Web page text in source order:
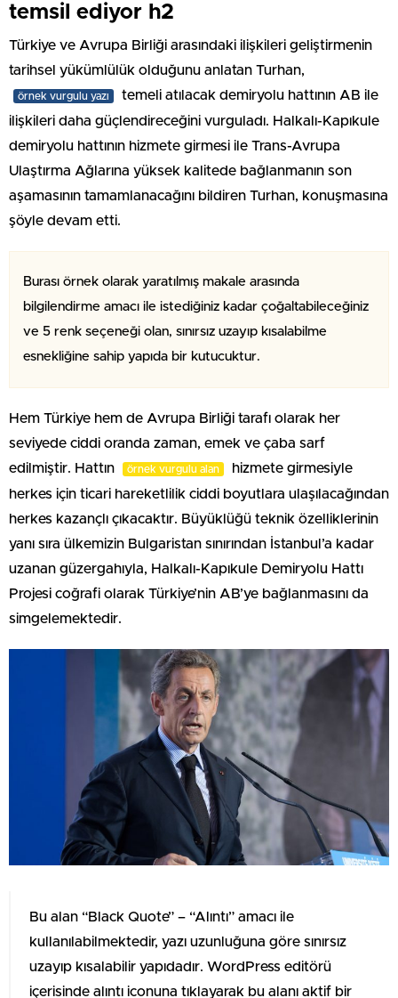
temsil ediyor h2
Türkiye ve Avrupa Birliği arasındaki ilişkileri geliştirmenin
tarihsel yükümlülük olduğunu anlatan Turhan,
örnek vurgulu yazı
temeli atılacak demiryolu hattının AB ile
ilişkileri daha güçlendireceğini vurguladı. Halkalı-Kapıkule
demiryolu hattının hizmete girmesi ile Trans-Avrupa
Ulaştırma Ağlarına yüksek kalitede bağlanmanın son
aşamasının tamamlanacağını bildiren Turhan, konuşmasına
şöyle devam etti.
Burası örnek olarak yaratılmış makale arasında
bilgilendirme amacı ile istediğiniz kadar çoğaltabileceğiniz
ve 5 renk seçeneği olan, sınırsız uzayıp kısalabilme
esnekliğine sahip yapıda bir kutucuktur.
Hem Türkiye hem de Avrupa Birliği tarafı olarak her
seviyede ciddi oranda zaman, emek ve çaba sarf
edilmiştir. Hattın
örnek vurgulu alan
hizmete girmesiyle
herkes için ticari hareketlilik ciddi boyutlara ulaşılacağından
herkes kazançlı çıkacaktır. Büyüklüğü teknik özelliklerinin
yanı sıra ülkemizin Bulgaristan sınırından İstanbul’a kadar
uzanan güzergahıyla, Halkalı-Kapıkule Demiryolu Hattı
Projesi coğrafi olarak Türkiye’nin AB’ye bağlanmasını da
simgelemektedir.
Bu alan “Black Quote” – “Alıntı” amacı ile
kullanılabilmektedir, yazı uzunluğuna göre sınırsız
uzayıp kısalabilir yapıdadır. WordPress editörü
içerisinde alıntı iconuna tıklayarak bu alanı aktif bir